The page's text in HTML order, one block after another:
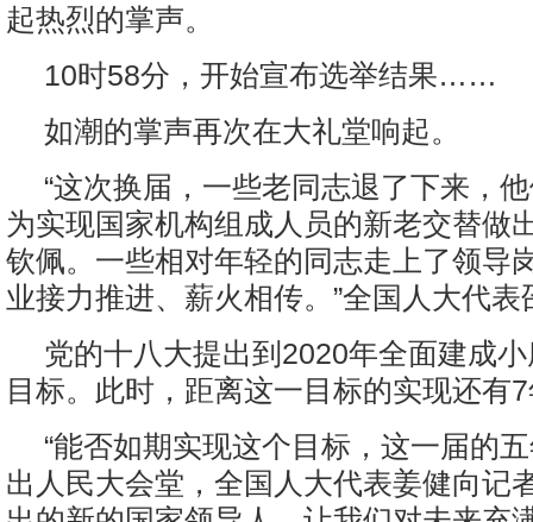
起热烈的掌声。
10时58分，开始宣布选举结果……
如潮的掌声再次在大礼堂响起。
“这次换届，一些老同志退了下来，
为实现国家机构组成人员的新老交替做
钦佩。一些相对年轻的同志走上了领导
业接力推进、薪火相传。”全国人大代表
党的十八大提出到2020年全面建成
目标。此时，距离这一目标的实现还有
“能否如期实现这个目标，这一届的
出人民大会堂，全国人大代表姜健向记